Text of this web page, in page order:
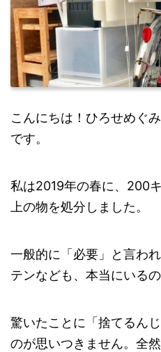
こんにちは！ひろせめぐ
です。
私は2019年の春に、200
上の物を処分しました。
一般的に「必要」と言わ
テンなども、本当にいる
驚いたことに「捨てるん
のが思いつきません。全